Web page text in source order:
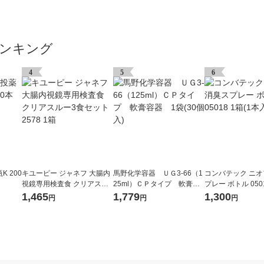
キング
K 200
4
キユーピー ジャネフ 大腸内
視鏡専用検査食 クリアスル
ー3食セット 2578 1箱
1,465円
5
馬野化学容器 ＵＧ3-66（1
25ml）ＣＰタイプ 軟膏容
器 1袋(30個入)
1,779円
6
コンバテック ニ
プレー ボトル
本入)
1,300円